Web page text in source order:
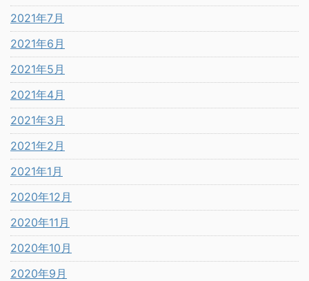
2021年7月
2021年6月
2021年5月
2021年4月
2021年3月
2021年2月
2021年1月
2020年12月
2020年11月
2020年10月
2020年9月